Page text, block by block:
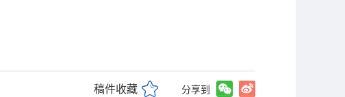
稿件收藏 分享到